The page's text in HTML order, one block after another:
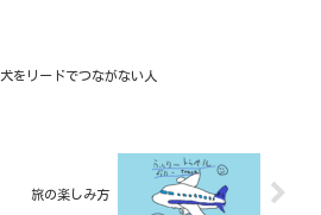
犬をリードでつながない人
旅の楽しみ方